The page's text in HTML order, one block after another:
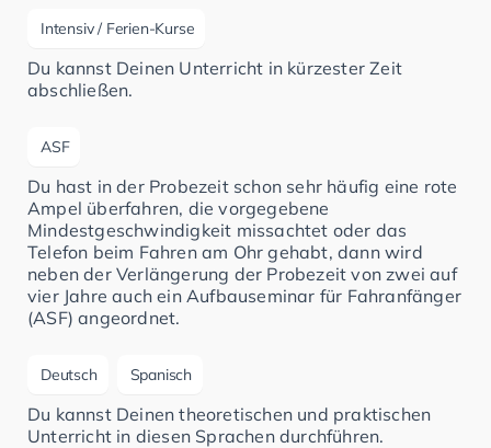
Intensiv / Ferien-Kurse
Du kannst Deinen Unterricht in kürzester Zeit
abschließen.
ASF
Du hast in der Probezeit schon sehr häufig eine rote
Ampel überfahren, die vorgegebene
Mindestgeschwindigkeit missachtet oder das
Telefon beim Fahren am Ohr gehabt, dann wird
neben der Verlängerung der Probezeit von zwei auf
vier Jahre auch ein Aufbauseminar für Fahranfänger
(ASF) angeordnet.
Deutsch Spanisch
Du kannst Deinen theoretischen und praktischen
Unterricht in diesen Sprachen durchführen.